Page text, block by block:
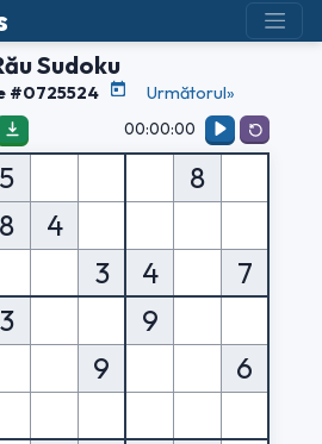
Sudoku
#0725524 Următorul»
00:00:00
5
8
8
4
3
4
7
3
9
9
6